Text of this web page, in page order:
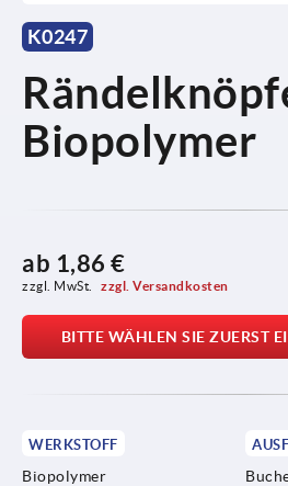
K0247
Biopolymer
ab 1,86 €
zzgl. MwSt. zzgl. Versandkosten
BITTE WÄHLEN SIE ZUERST
WERKSTOFF
Biopolymer